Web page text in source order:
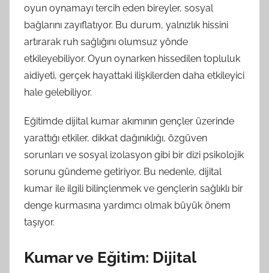
oyun oynamayı tercih eden bireyler, sosyal
bağlarını zayıflatıyor. Bu durum, yalnızlık hissini
artırarak ruh sağlığını olumsuz yönde
etkileyebiliyor. Oyun oynarken hissedilen topluluk
aidiyeti, gerçek hayattaki ilişkilerden daha etkileyici
hale gelebiliyor.
Eğitimde dijital kumar akımının gençler üzerinde
yarattığı etkiler, dikkat dağınıklığı, özgüven
sorunları ve sosyal izolasyon gibi bir dizi psikolojik
sorunu gündeme getiriyor. Bu nedenle, dijital
kumar ile ilgili bilinçlenmek ve gençlerin sağlıklı bir
denge kurmasına yardımcı olmak büyük önem
taşıyor.
Kumar ve Eğitim: Dijital